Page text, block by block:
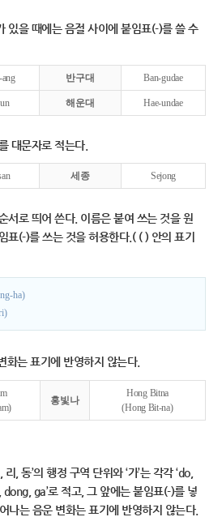
있을 때에는 음절 사이에 붙임표(-)를 쓸 수
반구대 Ban-gudae
해운대 Hae-undae
대문자로 적는다.
세종 Sejong
서로 띄어 쓴다. 이름은 붙여 쓰는 것을 원
표(-)를 쓰는 것을 허용한다.( ( ) 안의 표기
ha)
화는 표기에 반영하지 않는다.
홍빛나
Hong Bitna
(Hong Bit-na)
, 동’의 행정 구역 단위와 ‘가’는 각각 ‘do,
ga’로 적고, 그 앞에는 붙임표(-)를 넣
나는 음운 변화는 표기에 반영하지 않는다.